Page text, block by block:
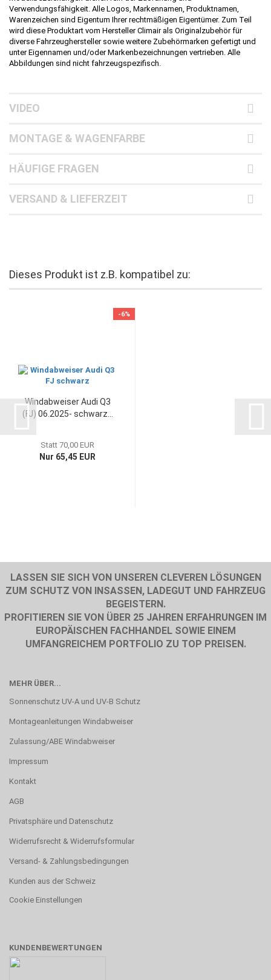
Verwendungsfähigkeit. Alle Logos, Markennamen, Produktnamen,
Warenzeichen sind Eigentum Ihrer rechtmäßigen Eigentümer. Zum Teil
wird diese Produktart vom Hersteller Climair als Originalzubehör für
diverse Fahrzeughersteller sowie weitere Zubehörmarken gefertigt und
unter Eigennamen und/oder Markenbezeichnungen vertrieben. Alle
Abbildungen sind nicht fahrzeugspezifisch.
VIDEO
MONTAGE & WAGENFARBE
HÄUFIGE FRAGEN
VERSAND & LIEFERZEIT
Dieses Produkt ist z.B. kompatibel zu:
-6%
Windabweiser Audi Q3
(FJ) 06.2025- schwarz...
Statt 70,00 EUR
Nur 65,45 EUR
LASSEN SIE SICH VON UNSEREN CLEVEREN LÖSUNGEN
ZUM SCHUTZ VON INSASSEN, LADEGUT UND FAHRZEUG
BEGEISTERN.
PROFITIEREN SIE VON ÜBER 25 JAHREN ERFAHRUNGEN IM
EUROPÄISCHEN FACHHANDEL SOWIE EINEM
UMFANGREICHEM PORTFOLIO ZU TOP PREISEN.
MEHR ÜBER...
Sonnenschutz UV-A und UV-B Schutz
Montageanleitungen Windabweiser
Zulassung/ABE Windabweiser
Impressum
Kontakt
AGB
Privatsphäre und Datenschutz
Widerrufsrecht & Widerrufsformular
Versand- & Zahlungsbedingungen
Kunden aus der Schweiz
Cookie Einstellungen
KUNDENBEWERTUNGEN